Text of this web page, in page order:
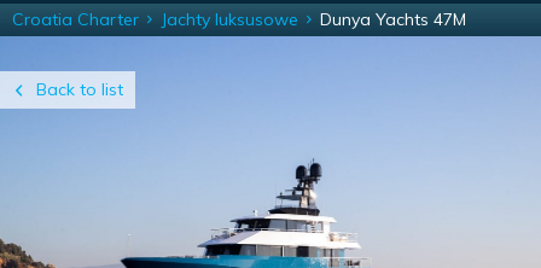
Back to list
Croatia Charter Jachty luksusowe Dunya Yachts 47M